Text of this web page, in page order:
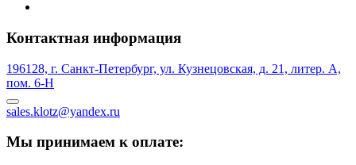
Контактная информация
196128, г. Санкт-Петербург, ул. Кузнецовская, д. 21, литер. А,
пом. 6-Н
sales.klotz@yandex.ru
Мы принимаем к оплате: